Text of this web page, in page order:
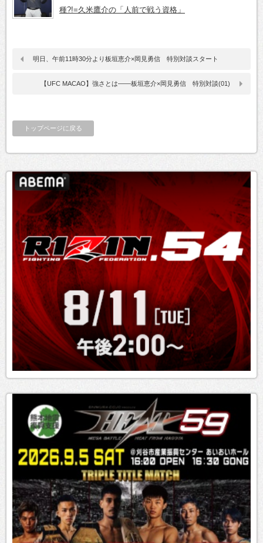
種?!=久米鷹介の「人前で戦う資格」
明日、午前11時30分より板垣恵介×岡見勇信 特別対談スタート
【UFC MACAO】強さとは――板垣恵介×岡見勇信 特別対談(01)
トップページに戻る